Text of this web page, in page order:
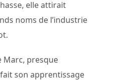
elle attirait
noms de l’industrie
Marc, presque
son apprentissage